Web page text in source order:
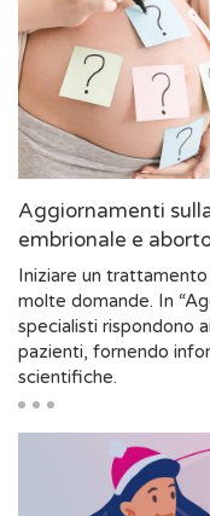
Aggiornamenti
embrionale e
Iniziare un
molte domande. In
specialisti rispondono
pazienti, fornendo
scientifiche.